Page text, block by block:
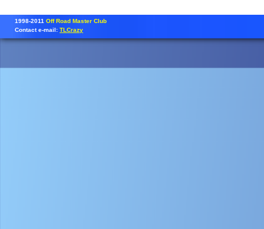
1998-2011 Off Road Master Club
Contact e-mail: TLCrazy